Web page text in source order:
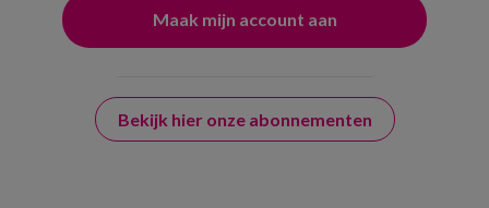
Bekijk hier onze abonnementen